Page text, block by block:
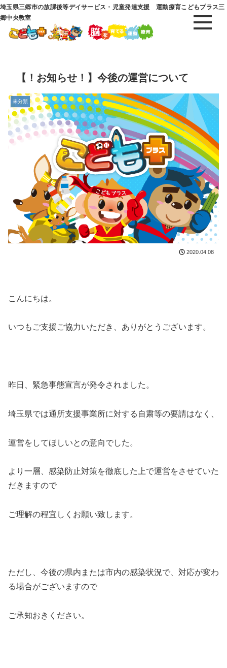
埼玉県三郷市の放課後等デイサービス・児童発達支援 運動療育こどもプラス三
郷中央教室
【！お知らせ！】今後の運営について
未分類
2020.04.08
こんにちは。
いつもご支援ご協力いただき、ありがとうございます。
昨日、緊急事態宣言が発令されました。
埼玉県では通所支援事業所に対する自粛等の要請はなく、
運営をしてほしいとの意向でした。
より一層、感染防止対策を徹底した上で運営をさせていた
だきますので
ご理解の程宜しくお願い致します。
ただし、今後の県内または市内の感染状況で、対応が変わ
る場合がございますので
ご承知おきください。